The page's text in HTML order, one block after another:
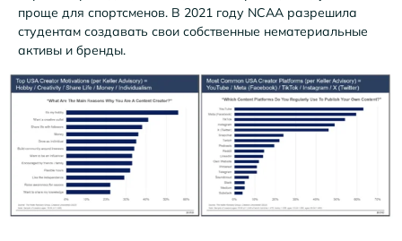
проще для спортсменов. В 2021 году NCAA разрешила
студентам создавать свои собственные нематериальные
активы и бренды.